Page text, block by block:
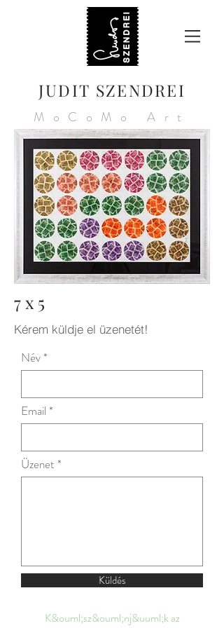
JUDIT SZENDREI
MoCoMo Art
7 x 5
Kérem küldje el üzenetét!
Név
Email
Üzenet
Küldés
K&ouml;sz&ouml;nj&uuml;k az